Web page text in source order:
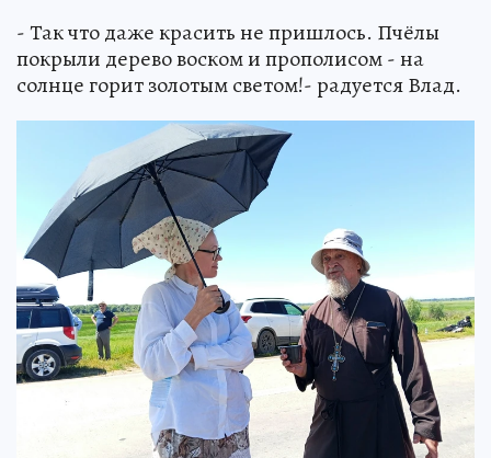
- Так что даже красить не пришлось. Пчёлы
покрыли дерево воском и прополисом - на
солнце горит золотым светом!- радуется Влад.